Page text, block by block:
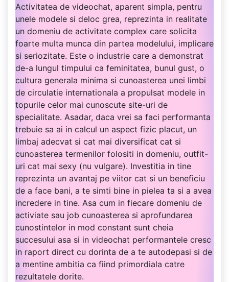
Activitatea de videochat, aparent simpla, pentru
unele modele si deloc grea, reprezinta in realitate
un domeniu de activitate complex care solicita
foarte multa munca din partea modelului, implicare
si seriozitate. Este o industrie care a demonstrat
de-a lungul timpului ca feminitatea, bunul gust, o
cultura generala minima si cunoasterea unei limbi
de circulatie internationala a propulsat modele in
topurile celor mai cunoscute site-uri de
specialitate. Asadar, daca vrei sa faci performanta
trebuie sa ai in calcul un aspect fizic placut, un
limbaj adecvat si cat mai diversificat cat si
cunoasterea termenilor folositi in domeniu, outfit-
uri cat mai sexy (nu vulgare). Investitia in tine
reprezinta un avantaj pe viitor cat si un beneficiu
de a face bani, a te simti bine in pielea ta si a avea
incredere in tine. Asa cum in fiecare domeniu de
activiate sau job cunoasterea si aprofundarea
cunostintelor in mod constant sunt cheia
succesului asa si in videochat performantele cresc
in raport direct cu dorinta de a te autodepasi si de
a mentine ambitia ca fiind primordiala catre
rezultatele dorite.